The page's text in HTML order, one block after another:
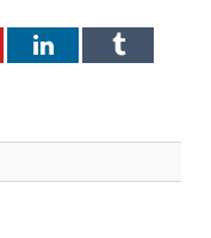
LinkedInTumblr